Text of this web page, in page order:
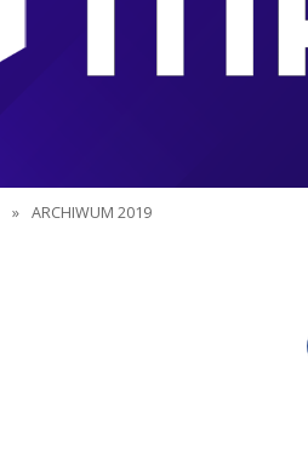
» ARCHIWUM 2019